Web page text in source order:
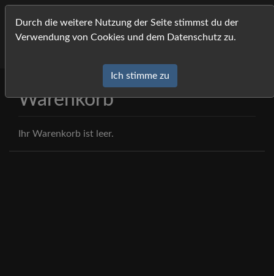
MeMa Bildagentur Pressfoto- und
Warenkorb
Ihr Warenkorb ist leer.
Durch die weitere Nutzung der Seite stimmst du der
Verwendung von Cookies und dem Datenschutz zu.
Ich stimme zu